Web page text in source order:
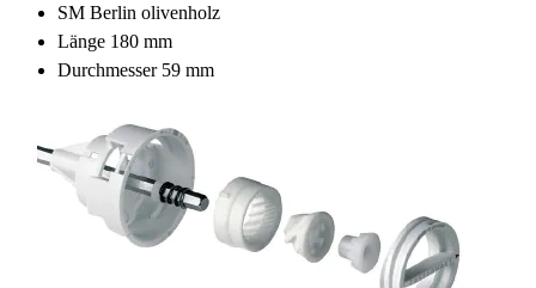
SM Berlin olivenholz
Länge 180 mm
Durchmesser 59 mm